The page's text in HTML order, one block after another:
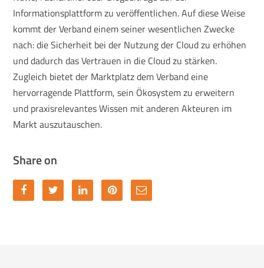
Informationsplattform zu veröffentlichen. Auf diese Weise
kommt der Verband einem seiner wesentlichen Zwecke
nach: die Sicherheit bei der Nutzung der Cloud zu erhöhen
und dadurch das Vertrauen in die Cloud zu stärken.
Zugleich bietet der Marktplatz dem Verband eine
hervorragende Plattform, sein Ökosystem zu erweitern
und praxisrelevantes Wissen mit anderen Akteuren im
Markt auszutauschen.
Share on